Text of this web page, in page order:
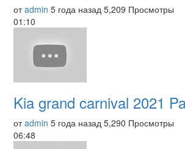
отadmin 5 года назад 5,209 Просмотры
01:10
Kia grand carnival 2021
отadmin 5 года назад 5,290 Просмотры
06:48